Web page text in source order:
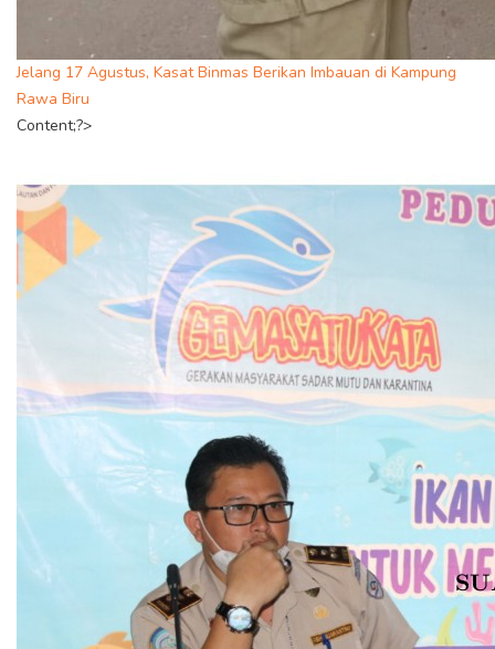
Jelang 17 Agustus, Kasat Binmas Berikan Imbauan di Kampung
Rawa Biru
Content;?>